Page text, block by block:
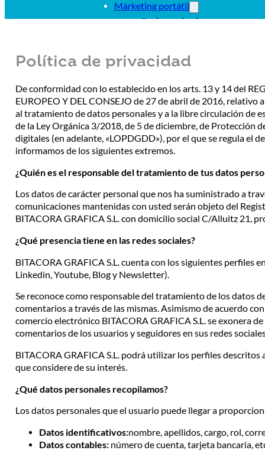
Márketing portátil
Cajas de luz
Sistemas
tubulares
Pop Ups
Banderas
Carpas
Política de privacidad
De conformidad con lo establecido en los arts. 13 y 14 del
EUROPEO Y DEL CONSEJO de 27 de abril de 2016, relativo
al tratamiento de datos personales y a la libre circulación de
de la Ley Orgánica 3/2018, de 5 de diciembre, de Protección
digitales (en adelante, «LOPDGDD»), por el que se regula el
informamos de los siguientes extremos.
¿Quién es el responsable del tratamiento de tus datos
Los datos de carácter personal que nos ha suministrado a
comunicaciones mantenidas con usted serán objeto del
BITACORA GRAFICA S.L. con domicilio social C/Alluitz 21,
¿Qué presencia tiene en las redes sociales?
BITACORA GRAFICA S.L. cuenta con los siguientes perfiles
Linkedin, Youtube, Blog y Newsletter).
Se reconoce como responsable del tratamiento de los datos
comentarios a través de las mismas. Asimismo de acuerdo
comercio electrónico BITACORA GRAFICA S.L. se exonera
comentarios de los usuarios y seguidores en sus redes
BITACORA GRAFICA S.L. podrá utilizar los perfiles
que considere de su interés.
¿Qué datos personales recopilamos?
Los datos personales que el usuario puede llegar a
Datos identificativos:nombre, apellidos, cargo, rol,
Datos contables: número de cuenta, tarjeta bancaria,